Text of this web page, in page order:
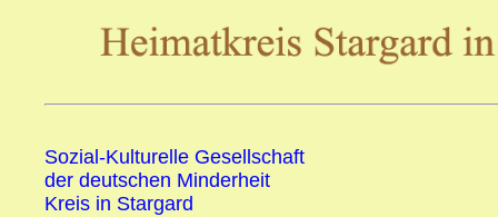
Sozial-Kulturelle Gesellschaft
der deutschen Minderheit
Kreis in Stargard